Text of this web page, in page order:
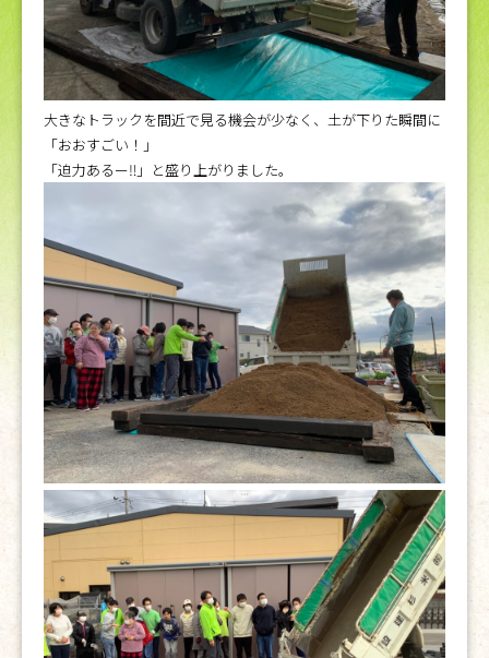
大きなトラックを間近で見る機会が少なく、土が下りた瞬間に
「おおすごい！」
「迫力あるー‼」と盛り上がりました。